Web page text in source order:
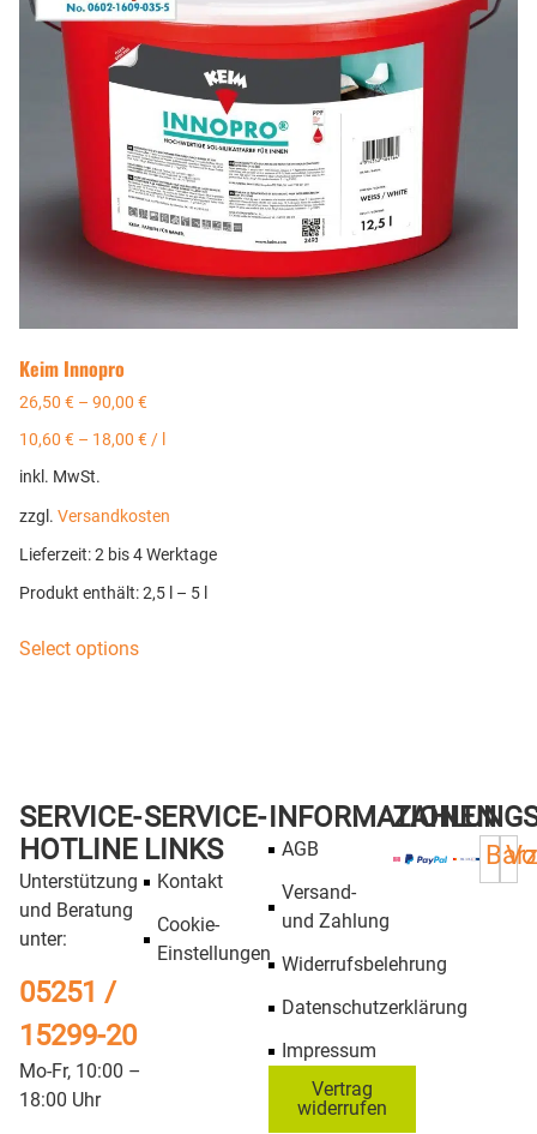
Keim Innopro
26,50 € – 90,00 €
10,60 € – 18,00 €/
inkl. MwSt.
zzgl. Versandkosten
Lieferzeit:2 bis 4 Werktage
Produkt enthält: 2,5 – 5
Select options
SERVICE-
HOTLINE
Unterstützung
und Beratung
unter:
05251 /
15299-20
Mo-Fr, 10:00 –
18:00 Uhr
SERVICE-
LINKS
Kontakt
Cookie-
Einstellungen
INFORMATIONEN
AGB
Versand-
und Zahlung
Widerrufsbelehrung
Datenschutzerklärung
Impressum
Vertrag
widerrufen